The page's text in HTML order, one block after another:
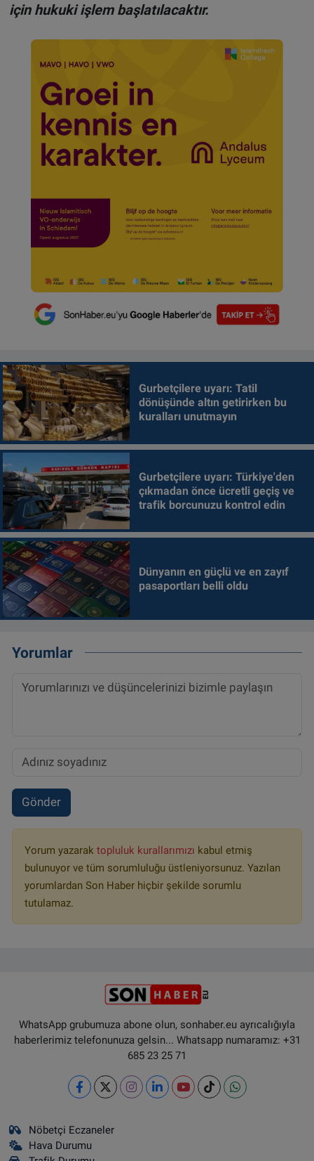
için hukuki işlem başlatılacaktır.
Gurbetçilere uyarı: Tatil
dönüşünde altın getirirken bu
kuralları unutmayın
Gurbetçilere uyarı: Türkiye'den
çıkmadan önce ücretli geçiş ve
trafik borcunuzu kontrol edin
Dünyanın en güçlü ve en zayıf
pasaportları belli oldu
Yorumlar
Gönder
Yorum yazarak topluluk kurallarımızı kabul etmiş
bulunuyor ve tüm sorumluluğu üstleniyorsunuz. Yazılan
yorumlardan Son Haber hiçbir şekilde sorumlu
tutulamaz.
WhatsApp grubumuza abone olun, sonhaber.eu ayrıcalığıyla
haberlerimiz telefonunuza gelsin... Whatsapp numaramız: +31
685 23 25 71
Nöbetçi Eczaneler
Hava Durumu